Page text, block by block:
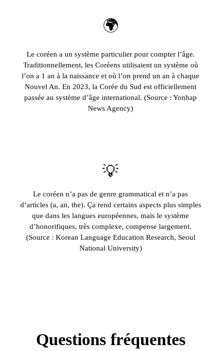
🌍
Le coréen a un système particulier pour compter l’âge.
Traditionnellement, les Coréens utilisaient un système où
l’on a 1 an à la naissance et où l’on prend un an à chaque
Nouvel An. En 2023, la Corée du Sud est officiellement
passée au système d’âge international. (Source : Yonhap
News Agency)
💡
Le coréen n’a pas de genre grammatical et n’a pas
d’articles (a, an, the). Ça rend certains aspects plus simples
que dans les langues européennes, mais le système
d’honorifiques, très complexe, compense largement.
(Source : Korean Language Education Research, Seoul
National University)
Questions fréquentes